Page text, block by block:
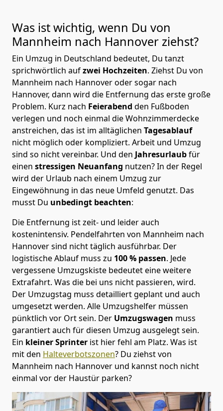
Was ist wichtig, wenn Du von
Mannheim nach Hannover ziehst?
Ein Umzug in Deutschland bedeutet, Du tanzt
sprichwörtlich aufzwei Hochzeiten. Ziehst Du von
Mannheim nach Hannover oder sogar nach
Hannover, dann wird die Entfernung das erste große
Problem. Kurz nach Feierabend den Fußboden
verlegen und noch einmal die Wohnzimmerdecke
anstreichen, das ist im alltäglichen Tagesablauf
nicht möglich oder kompliziert. Arbeit und Umzug
sind so nicht vereinbar. Und den Jahresurlaubfür
einen stressigen Neuanfang nutzen? In der Regel
wird der Urlaub nach einem Umzug zur
Eingewöhnung in das neue Umfeld genutzt. Das
musst Du unbedingt beachten:
Die Entfernung ist zeit- und leider auch
kostenintensiv. Pendelfahrten von Mannheim nach
Hannover sind nicht täglich ausführbar. Der
logistische Ablauf muss zu 100 % passen. Jede
vergessene Umzugskiste bedeutet eine weitere
Extrafahrt. Was die bei uns nicht passieren, wird.
Der Umzugstag muss detailliert geplant und auch
umgesetzt werden. Alle Umzugshelfer müssen
pünktlich vor Ort sein. Der Umzugswagen muss
garantiert auch für diesen Umzug ausgelegt sein.
Ein kleiner Sprinter ist hier fehl am Platz. Was ist
mit den Halteverbotszonen? Du ziehst von
Mannheim nach Hannover und kannst noch nicht
einmal vor der Haustür parken?